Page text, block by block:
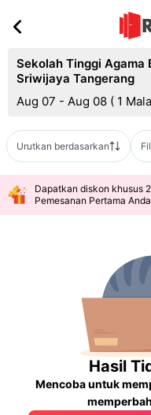
Sekolah Tinggi Agama
Sriwijaya Tangerang
Aug 07 - Aug 08 ( 1
Urutkan berdasarkan
Dapatkan diskon khusus
Pemesanan Pertama Anda
Hasil
Mencoba untuk